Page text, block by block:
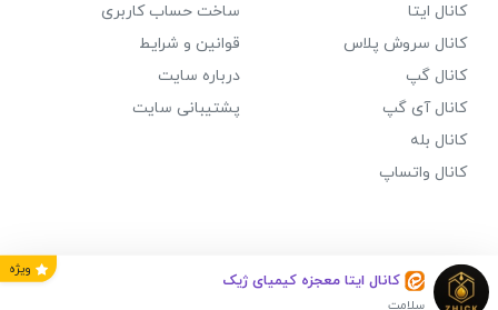
کانال ایتا
کانال سروش پلاس
کانال گپ
کانال آی گپ
کانال بله
کانال واتساپ
ساخت حساب کاربری
قوانین و شرایط
درباره سایت
پشتیبانی سایت
ویژه
کانال ایتا معجزه کیمیای ژیک
سلامت